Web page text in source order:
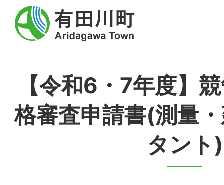
【令和6・7年度】
格審査申請書(測量
タント)